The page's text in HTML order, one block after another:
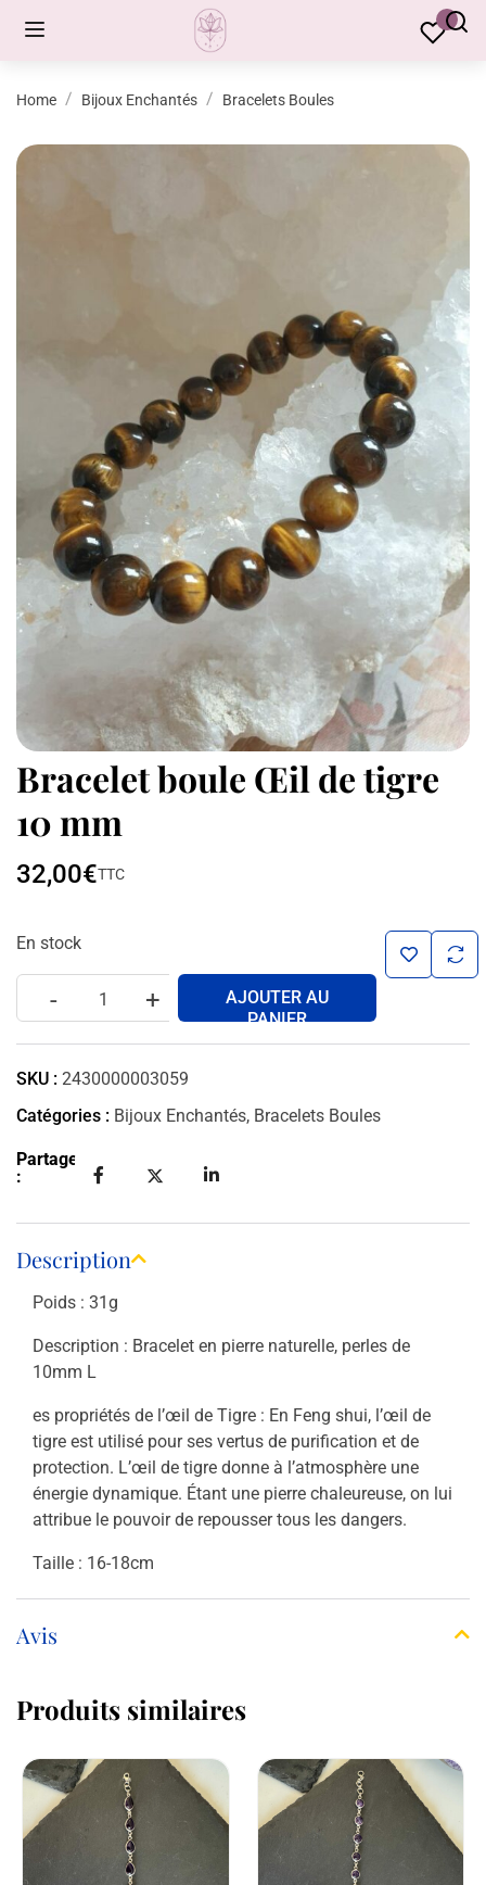
Home Bijoux Enchantés Bracelets Boules
Bracelet boule Œil de tigre
10 mm
32,00€TTC
En stock
- +
AJOUTER AU
PANIER
SKU : 2430000003059
Catégories : Bijoux Enchantés, Bracelets Boules
Partager
:
Description
Poids : 31g
Description : Bracelet en pierre naturelle, perles de
10mm L
es propriétés de l’œil de Tigre : En Feng shui, l’œil de
tigre est utilisé pour ses vertus de purification et de
protection. L’œil de tigre donne à l’atmosphère une
énergie dynamique. Étant une pierre chaleureuse, on lui
attribue le pouvoir de repousser tous les dangers.
Taille : 16-18cm
Avis
Produits similaires